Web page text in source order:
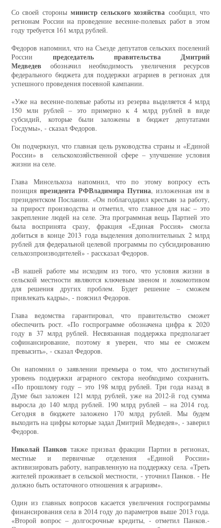
Со своей стороны министр сельского хозяйства сообщил, что
регионам России на проведение весенне-полевых работ в этом
году требуется 161 млрд рублей.
Федоров напомнил, что на Съезде депутатов сельских поселений
Россиипредседатель правительства Дмитрий
Медведев обозначил необходимость увеличения ресурсов
федерального бюджета для поддержки аграриев в регионах для
успешного проведения посевной кампании.
«Уже на весенне-полевые работы из резерва выделяется 4 млрд
150 млн рублей – это примерно к 4 млрд рублей в виде
субсидий, которые были заложены в бюджет депутатами
Госдумы», - сказал Федоров.
Он подчеркнул, что главная цель руководства страны и «Единой
России» в сельскохозяйственной сфере – улучшение условия
жизни на селе.
Глава Минсельхоза напомнил, что по этому вопросу есть
позицияпрезидента РФВладимира Путина, изложенная им в
президентском Послании. «Он поблагодарил крестьян за работу,
за прирост производства и отметил, что главное для нас – это
закрепление людей на селе. Эта программная вещь Партией это
была воспринята сразу, фракция «Единая Россия» смогла
добиться в конце 2013 года выделения дополнительных 2 млрд
рублей для федеральной целевой программы по субсидированию
сельхозпроизводителей» - рассказал Федоров.
«В нашей работе мы исходим из того, что условия жизни в
сельской местности являются ключевым звеном и локомотивом
для решения других проблем. Будет решение – сможем
привлекать кадры», - пояснил Федоров.
Глава ведомства гарантировал, что правительство сможет
обеспечить рост. «По госпрограмме обозначена цифра к 2020
году в 37 млрд рублей. Несвязанная поддержка предполагает
софинансирование, поэтому я уверен, что мы ее сможем
превысить», - сказал Федоров.
Он напомнил о заявлении премьера о том, что достигнутый
уровень поддержки аграрного сектора необходимо сохранить.
«По прошлому году – это 198 млрд рублей. Три года назад в
Думе был заложен 121 млрд рублей, уже на 2012-й год сумма
выросла до 140 млрд рублей. 190 млрд рублей – на 2014 год.
Сегодня в бюджете заложено 170 млрд рублей. Мы будем
выходить на цифры которые задал Дмитрий Медведев», - заверил
Федоров.
Николай Панков также призвал фракции Партии в регионах,
местные и первичные отделения «Единой России»
активизировать работу, направленную на поддержку села. «Треть
жителей проживает в сельской местности, - уточнил Панков. - Не
должно быть остаточного отношения к аграриям».
Один из главных вопросов касается увеличения госпрограммы
финансирования села в 2014 году до параметров выше 2013 года.
«Второй вопрос – долгосрочные кредиты, - отметил Панков.-